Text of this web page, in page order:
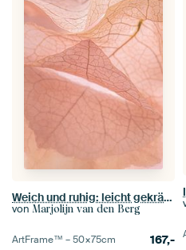
Weich und ruhig: leicht gekräuselte Blätter
von Marjolijn van den Berg
ArtFrame™ –50×75cm 167,-